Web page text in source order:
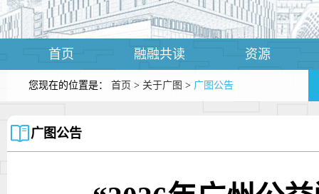
首页 融融共读 资源
您现在的位置是： 首页 > 关于广图 > 广图公告
广图公告